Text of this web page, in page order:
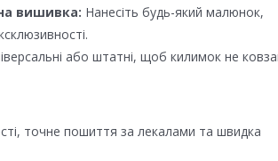
вишивка: Нанесіть будь-який малюнок,
або штатні, щоб килимок не
точне пошиття за лекалами та швидка